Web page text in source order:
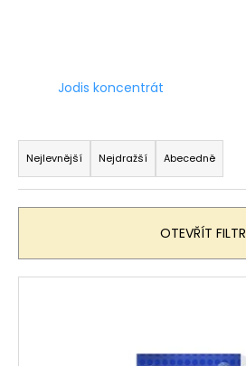
Jodis koncentrát
Ř
a
z
e
í
p
Nejlevnější Nejdražší Abecedně
OTEVŘÍT FILTR
V